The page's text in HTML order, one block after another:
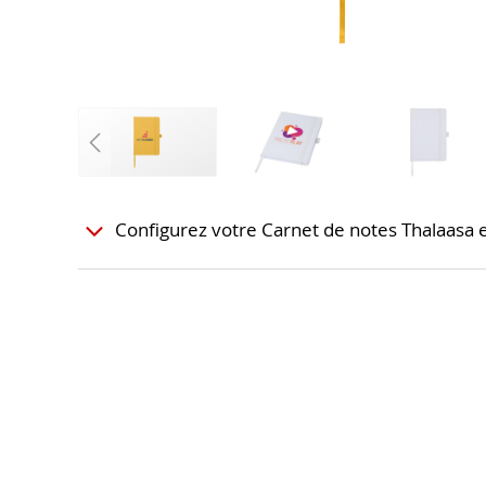
Configurez votre Carnet de notes Thalaasa